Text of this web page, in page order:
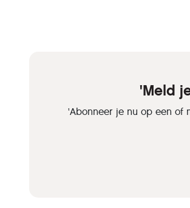
'Meld
'Abonneer je nu op een of